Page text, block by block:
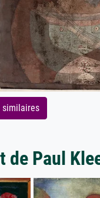
similaires
de Paul